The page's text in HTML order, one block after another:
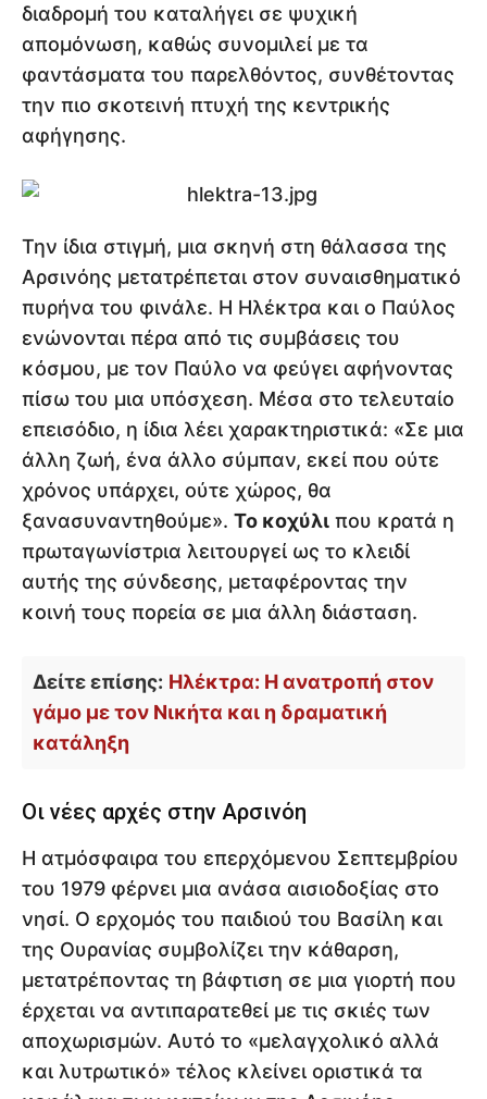
διαδρομή του καταλήγει σε ψυχική
απομόνωση, καθώς συνομιλεί με τα
φαντάσματα του παρελθόντος, συνθέτοντας
την πιο σκοτεινή πτυχή της κεντρικής
αφήγησης.
Την ίδια στιγμή, μια σκηνή στη θάλασσα της
Αρσινόης μετατρέπεται στον συναισθηματικό
πυρήνα του φινάλε. Η Ηλέκτρα και ο Παύλος
ενώνονται πέρα από τις συμβάσεις του
κόσμου, με τον Παύλο να φεύγει αφήνοντας
πίσω του μια υπόσχεση. Μέσα στο τελευταίο
επεισόδιο, η ίδια λέει χαρακτηριστικά: «Σε μια
άλλη ζωή, ένα άλλο σύμπαν, εκεί που ούτε
χρόνος υπάρχει, ούτε χώρος, θα
ξανασυναντηθούμε». Το κοχύλι που κρατά η
πρωταγωνίστρια λειτουργεί ως το κλειδί
αυτής της σύνδεσης, μεταφέροντας την
κοινή τους πορεία σε μια άλλη διάσταση.
Δείτε επίσης: Ηλέκτρα: Η ανατροπή στον
γάμο με τον Νικήτα και η δραματική
κατάληξη
Οι νέες αρχές στην Αρσινόη
Η ατμόσφαιρα του επερχόμενου Σεπτεμβρίου
του 1979 φέρνει μια ανάσα αισιοδοξίας στο
νησί. Ο ερχομός του παιδιού του Βασίλη και
της Ουρανίας συμβολίζει την κάθαρση,
μετατρέποντας τη βάφτιση σε μια γιορτή που
έρχεται να αντιπαρατεθεί με τις σκιές των
αποχωρισμών. Αυτό το «μελαγχολικό αλλά
και λυτρωτικό» τέλος κλείνει οριστικά τα